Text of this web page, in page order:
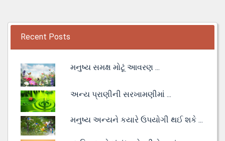
Recent Posts
મનુષ્ય સમક્ષ મોટૂં આવરણ ...
અન્ય પ્રાણીની સરખામણીમાં ...
મનુષ્ય અન્યને કયારે ઉપયોગી થઈ શકે ...